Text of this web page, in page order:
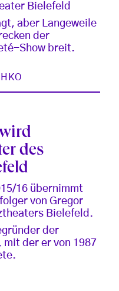
Bielefeld
aber Langeweile
der
Show breit.
des
16 übernimmt
von Gregor
Bielefeld.
der
mit der er von 1987